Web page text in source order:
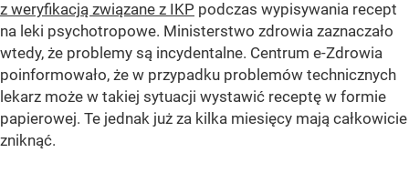
z weryfikacją związane z IKP podczas wypisywania recept
na leki psychotropowe. Ministerstwo zdrowia zaznaczało
wtedy, że problemy są incydentalne. Centrum e-Zdrowia
poinformowało, że w przypadku problemów technicznych
lekarz może w takiej sytuacji wystawić receptę w formie
papierowej. Te jednak już za kilka miesięcy mają całkowicie
zniknąć.